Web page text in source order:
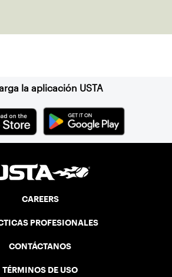
la aplicación USTA
CAREERS
PROFESIONALES
CONTÁCTANOS
TÉRMINOS DE USO